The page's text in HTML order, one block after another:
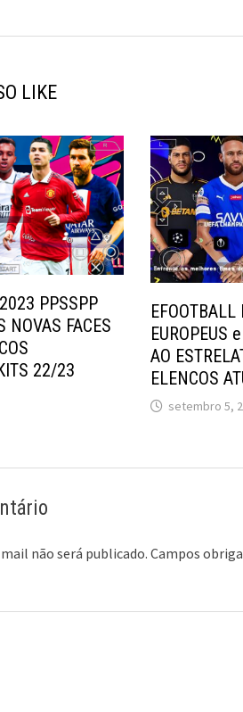
LIKE
PPSSPP
NOVAS FACES
22/23
EUROPEUS
AO
ELENCOS
setembro 5,
não será publicado. Campos